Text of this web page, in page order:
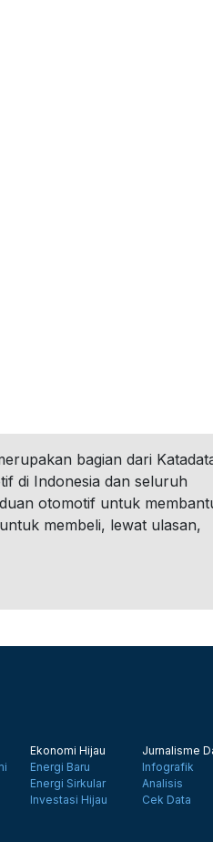
bagian dari
di Indonesia dan seluruh
otomotif untuk
membeli, lewat ulasan,
Ekonomi Hijau
Energi Baru
Energi Sirkular
Investasi Hijau
Jurnalisme
Infografik
Analisis
Cek Data